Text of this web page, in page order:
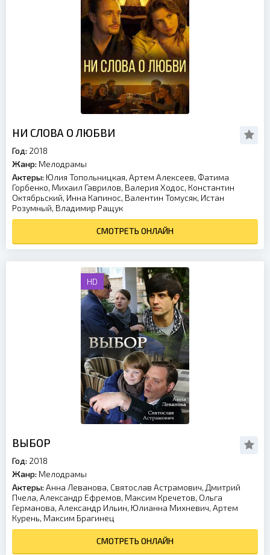
НИ СЛОВА О ЛЮБВИ
Год: 2018
Жанр: Мелодрамы
Актеры: Юлия Топольницкая, Артем Алексеев, Фатима
Горбенко, Михаил Гаврилов, Валерия Ходос, Константин
Октябрьский, Инна Капинос, Валентин Томусяк, Истан
Розумный, Владимир Ращук
СМОТРЕТЬ ОНЛАЙН
HD
ВЫБОР
Год: 2018
Жанр: Мелодрамы
Актеры: Анна Леванова, Святослав Астрамович, Дмитрий
Пчела, Александр Ефремов, Максим Кречетов, Ольга
Германова, Александр Ильин, Юлианна Михневич, Артем
Курень, Максим Брагинец
СМОТРЕТЬ ОНЛАЙН